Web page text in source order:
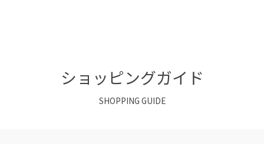
ショッピングガイド
SHOPPING GUIDE